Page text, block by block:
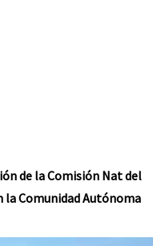
de la Comisión Nat del
la Comunidad Autónoma